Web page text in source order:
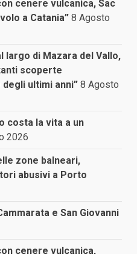
cenere vulcanica, Sac
a Catania” 8 Agosto
di Mazara del Vallo,
scoperte
ultimi anni” 8 Agosto
costa la vita a un
2026
zone balneari,
abusivi a Porto
e San Giovanni
cenere vulcanica,